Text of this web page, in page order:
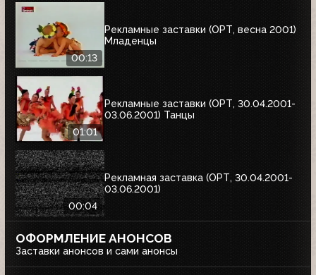
00:13
Рекламные заставки (ОРТ, весна 2001)
Младенцы
01:01
Рекламные заставки (ОРТ, 30.04.2001-
03.06.2001) Танцы
00:04
Рекламная заставка (ОРТ, 30.04.2001-
03.06.2001)
ОФОРМЛЕНИЕ АНОНСОВ
Заставки анонсов и сами анонсы